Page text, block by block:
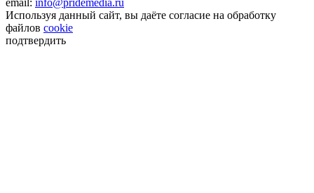
email: info@pridemedia.ru
Используя данный сайт, вы даёте согласие на обработку
файлов cookie
подтвердить